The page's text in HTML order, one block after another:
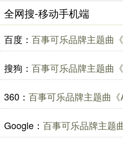
全网搜-移动手机端
百度： 百事可乐品牌主题曲
搜狗： 百事可乐品牌主题曲
360： 百事可乐品牌主题曲
Google： 百事可乐品牌主题